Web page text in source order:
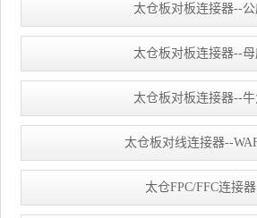
太仓板对板连接器--
太仓板对板连接器--
太仓板对板连接器--牛
太仓板对线连接器--
太仓FPC/FFC连接器